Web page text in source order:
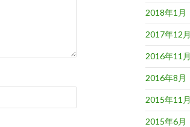
2018年1月
2017年12月
2016年11月
2016年8月
2015年11月
2015年6月